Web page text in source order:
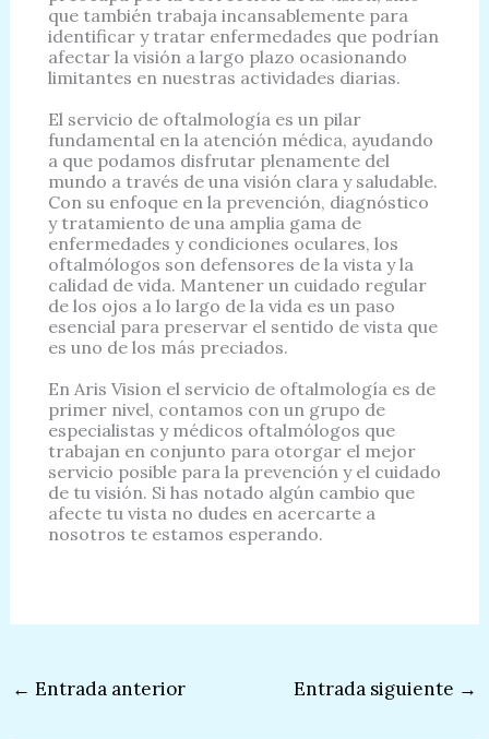
que también trabaja incansablemente para
identificar y tratar enfermedades que podrían
afectar la visión a largo plazo ocasionando
limitantes en nuestras actividades diarias.
El servicio de oftalmología es un pilar
fundamental en la atención médica, ayudando
a que podamos disfrutar plenamente del
mundo a través de una visión clara y saludable.
Con su enfoque en la prevención, diagnóstico
y tratamiento de una amplia gama de
enfermedades y condiciones oculares, los
oftalmólogos son defensores de la vista y la
calidad de vida. Mantener un cuidado regular
de los ojos a lo largo de la vida es un paso
esencial para preservar el sentido de vista que
es uno de los más preciados.
En Aris Vision el servicio de oftalmología es de
primer nivel, contamos con un grupo de
especialistas y médicos oftalmólogos que
trabajan en conjunto para otorgar el mejor
servicio posible para la prevención y el cuidado
de tu visión. Si has notado algún cambio que
afecte tu vista no dudes en acercarte a
nosotros te estamos esperando.
← Entrada anterior Entrada siguiente →